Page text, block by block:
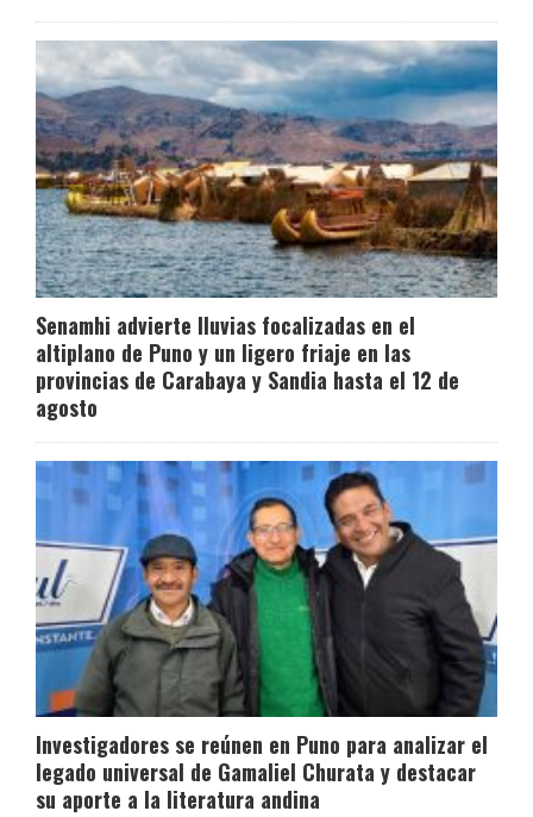
Senamhi advierte lluvias focalizadas en el
altiplano de Puno y un ligero friaje en las
provincias de Carabaya y Sandia hasta el 12 de
agosto
Investigadores se reúnen en Puno para analizar el
legado universal de Gamaliel Churata y destacar
su aporte a la literatura andina